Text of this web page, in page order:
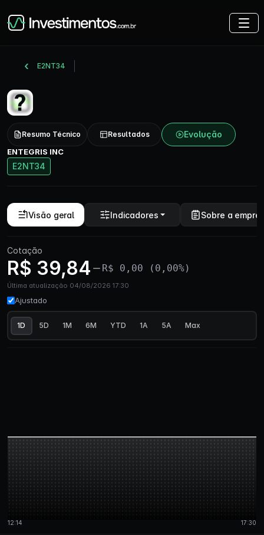
E2NT34
Resumo Técnico Resultados Evolução
ENTEGRIS INC
E2NT34
Visão geral Indicadores Sobre a
Cotação
R$ 39,84 R$ 0,00 (0,00%)
Última atualização 04/08/2026 17:30
Ajustado
1D 5D 1M 6M YTD 1A 5A Max